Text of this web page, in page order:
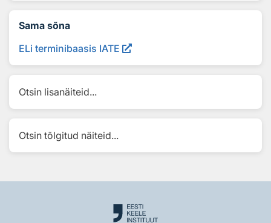
Sama sõna
ELi terminibaasis IATE
Otsin lisanäiteid...
Otsin tõlgitud näiteid...